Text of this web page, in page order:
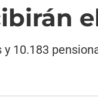
y 10.183